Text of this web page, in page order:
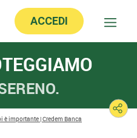
ACCEDI
è importante | Credem Banca